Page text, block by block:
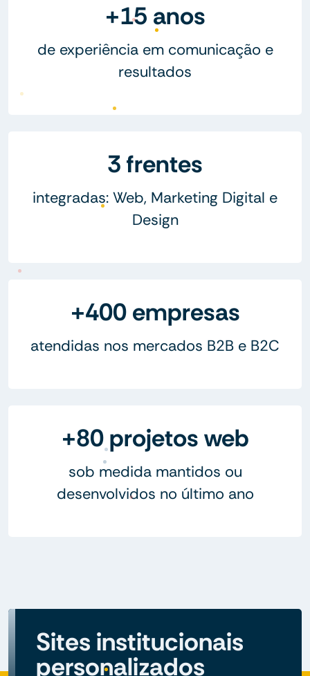
+15 anos
de experiência em comunicação e
resultados
3 frentes
integradas: Web, Marketing Digital e
Design
+400 empresas
atendidas nos mercados B2B e B2C
+80 projetos web
sob medida mantidos ou
desenvolvidos no último ano
Sites institucionais
personalizados